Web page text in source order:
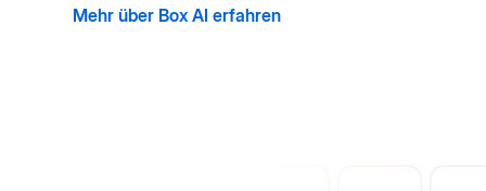
Mehr über Box AI erfahren